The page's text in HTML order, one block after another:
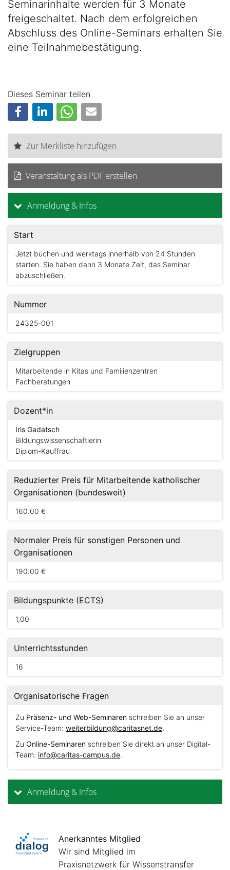
Seminarinhalte werden für 3 Monate
freigeschaltet. Nach dem erfolgreichen
Abschluss des Online-Seminars erhalten Sie
eine Teilnahmebestätigung.
Dieses Seminar teilen
Zur Merkliste hinzufügen
Veranstaltung als PDF erstellen
Anmeldung & Infos
Start
Jetzt buchen und werktags innerhalb von 24 Stunden
starten. Sie haben dann 3 Monate Zeit, das Seminar
abzuschließen.
Nummer
24325-001
Zielgruppen
Mitarbeitende in Kitas und Familienzentren
Fachberatungen
Dozent*in
Iris Gadatsch
Bildungswissenschaftlerin
Diplom-Kauffrau
Reduzierter Preis für Mitarbeitende katholischer
Organisationen (bundesweit)
160.00 €
Normaler Preis für sonstigen Personen und
Organisationen
190.00 €
Bildungspunkte (ECTS)
1,00
Unterrichtsstunden
16
Organisatorische Fragen
Zu Präsenz- und Web-Seminaren schreiben Sie an unser
Service-Team: weiterbildung@caritasnet.de.
Zu Online-Seminaren schreiben Sie direkt an unser Digital-
Team: info@caritas-campus.de.
Anmeldung & Infos
Anerkanntes Mitglied
Wir sind Mitglied im
Praxisnetzwerk für Wissenstransfer